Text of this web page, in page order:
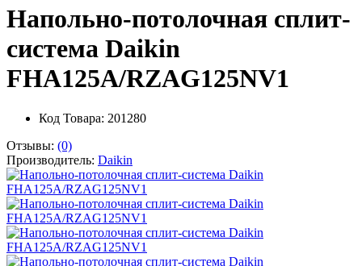
Напольно-потолочная сплит-
система Daikin
FHA125A/RZAG125NV1
Код Товара: 201280
Отзывы: (0)
Производитель: Daikin